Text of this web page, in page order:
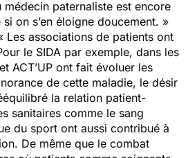
paternaliste est encore
on s’en éloigne doucement. »
Les associations de patients ont
le SIDA par exemple, dans les
ACT’UP ont fait évoluer les
de cette maladie, le désir
la relation patient-
sanitaires comme le sang
du sport ont aussi contribué à
De même que le combat